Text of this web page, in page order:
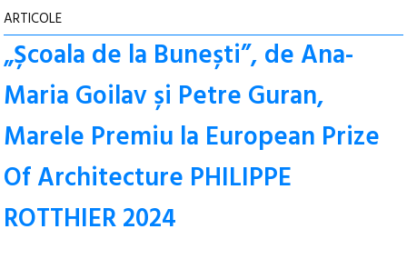
ARTICOLE
„Școala de la Bunești”, de Ana-
Maria Goilav și Petre Guran,
Marele Premiu la European Prize
Of Architecture PHILIPPE
ROTTHIER 2024